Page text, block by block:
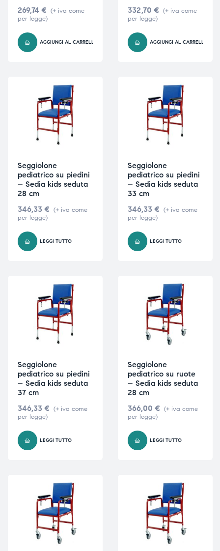
269,74 € (+ iva come
per legge)
AGGIUNGI AL CARRELLO
332,70 € (+ iva come
per legge)
AGGIUNGI AL CARRELLO
Seggiolone
pediatrico su piedini
– Sedia kids seduta
28 cm
346,33 € (+ iva come
per legge)
LEGGI TUTTO
Seggiolone
pediatrico su piedini
– Sedia kids seduta
33 cm
346,33 € (+ iva come
per legge)
LEGGI TUTTO
Seggiolone
pediatrico su piedini
– Sedia kids seduta
37 cm
346,33 € (+ iva come
per legge)
LEGGI TUTTO
Seggiolone
pediatrico su ruote
– Sedia kids seduta
28 cm
366,00 € (+ iva come
per legge)
LEGGI TUTTO